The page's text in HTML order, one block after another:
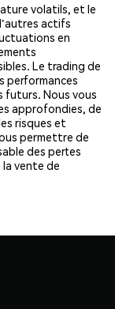
volatils, et le
actifs
en
Le trading de
performances
futurs. Nous vous
approfondies, de
risques et
permettre de
des pertes
vente de